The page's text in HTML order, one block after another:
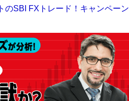
のSBI FXトレード！キャンペーン